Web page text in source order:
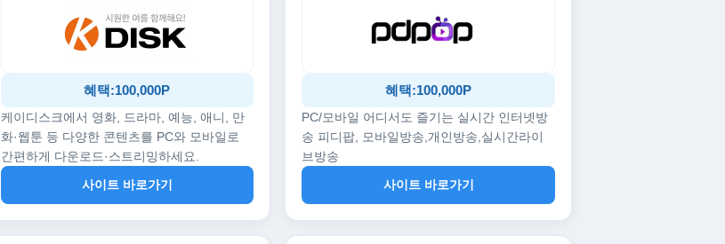
혜택:100,000P
케이디스크에서 영화, 드라마, 예능, 애니, 만
화·웹툰 등 다양한 콘텐츠를 PC와 모바일로
간편하게 다운로드·스트리밍하세요.
사이트 바로가기
혜택:100,000P
PC/모바일 어디서도 즐기는 실시간 인터넷방
송 피디팝, 모바일방송,개인방송,실시간라이
브방송
사이트 바로가기